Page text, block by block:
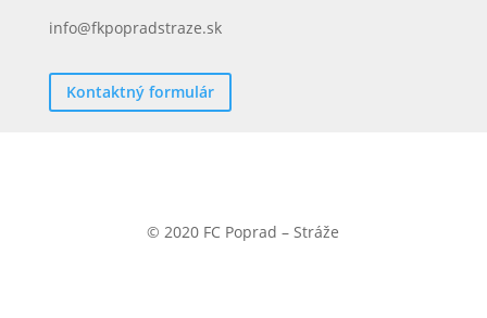
info@fkpopradstraze.sk
Kontaktný formulár
© 2020 FC Poprad – Stráže